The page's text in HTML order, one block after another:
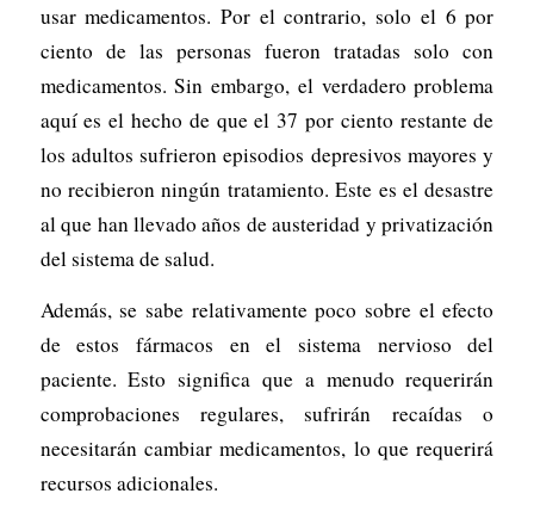
usar medicamentos. Por el contrario, solo el 6 por
ciento de las personas fueron tratadas solo con
medicamentos. Sin embargo, el verdadero problema
aquí es el hecho de que el 37 por ciento restante de
los adultos sufrieron episodios depresivos mayores y
no recibieron ningún tratamiento. Este es el desastre
al que han llevado años de austeridad y privatización
del sistema de salud.
Además, se sabe relativamente poco sobre el efecto
de estos fármacos en el sistema nervioso del
paciente. Esto significa que a menudo requerirán
comprobaciones regulares, sufrirán recaídas o
necesitarán cambiar medicamentos, lo que requerirá
recursos adicionales.